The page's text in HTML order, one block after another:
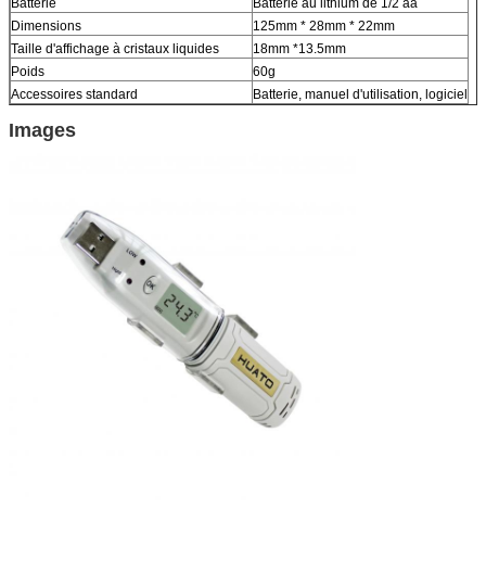
Batterie
Batterie au lithium de 1/2 aa
Dimensions
125mm * 28mm * 22mm
Taille d'affichage à cristaux liquides
18mm *13.5mm
Poids
60g
Accessoires standard
Batterie, manuel d'utilisation, logiciel
Images